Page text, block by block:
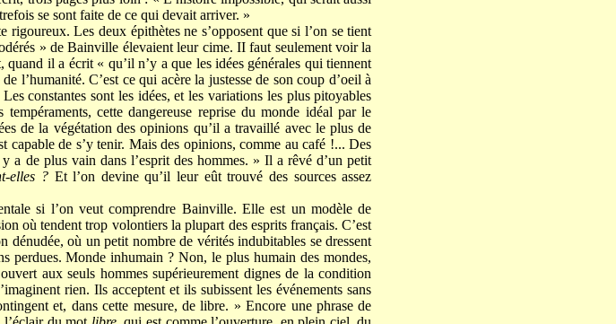
se sont faite de ce qui devait arriver. »
Les deux épithètes ne s’opposent que si l’on se tient
» de Bainville élevaient leur cime. II faut seulement voir la
il a écrit « qu’il n’y a que les idées générales qui tiennent
l’humanité. C’est ce qui acère la justesse de son coup d’oeil à
constantes sont les idées, et les variations les plus pitoyables
cette dangereuse reprise du monde idéal par le
de la végétation des opinions qu’il a travaillé avec le plus de
de s’y tenir. Mais des opinions, comme au café !... Des
a de plus vain dans l’esprit des hommes. » Il a rêvé d’un petit
elles ? Et l’on devine qu’il leur eût trouvé des sources assez
si l’on veut comprendre Bainville. Elle est un modèle de
où tendent trop volontiers la plupart des esprits français. C’est
où un petit nombre de vérités indubitables se dressent
perdues. Monde inhumain ? Non, le plus humain des mondes,
aux seuls hommes supérieurement dignes de la condition
rien. Ils acceptent et ils subissent les événements sans
et, dans cette mesure, de libre. » Encore une phrase de